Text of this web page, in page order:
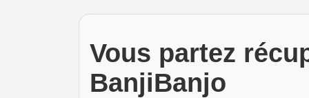
Vous partez
BanjiBanjo